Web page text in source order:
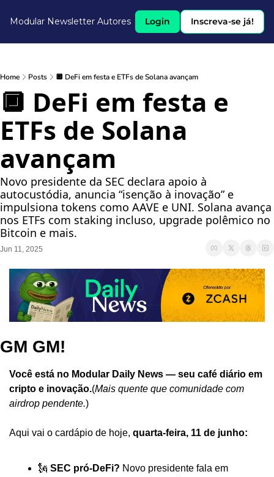
Modular Newsletter Autores Login Inscreva-se já!
Home Posts 🔲 DeFi em festa e ETFs de Solana avançam
🔲 DeFi em festa e
ETFs de Solana
avançam
Novo presidente da SEC declara apoio à
autocustódia, anuncia “isenção à inovação” e
impulsiona tokens como AAVE e UNI. Solana avança
nos ETFs com staking incluso, upgrade polêmico no
Bitcoin e mais.
Jun 11, 2025
GM GM!
Você está no Modular Daily News — seu café diário em
cripto e inovação.(Mais quente que comunidade com
airdrop pendente.)
Aqui vai o cardápio de hoje, quarta-feira, 11 de junho:
🗽 SEC pró-DeFi? Novo presidente fala em